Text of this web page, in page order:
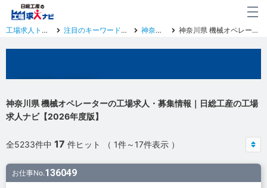
工場求人トップ 注目のキーワード一覧 神奈川県 神奈川県 機械オペレーター
神奈川県 機械オペレーターの工場求人・募集情報｜日総工産の工場
求人ナビ【2026年度版】
全5233件中 17 件ヒット （ 1件～17件表示 ）
お仕事No.136049